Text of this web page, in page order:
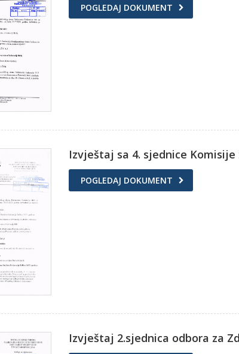
POGLEDAJ DOKUMENT
Izvještaj sa 4. sjednice
POGLEDAJ DOKUMENT
Izvještaj 2.sjednica odbora za